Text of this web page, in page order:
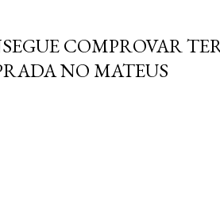
COMPROVAR
NO MATEUS